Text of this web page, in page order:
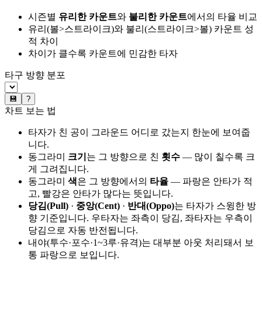
시즌별 유리한 카운트와 불리한 카운트에서의 타율 비교
유리(볼>스트라이크)와 불리(스트라이크>볼) 카운트 성
적 차이
차이가 클수록 카운트에 민감한 타자
타구 방향 분포
💾 ?
차트 보는 법
타자가 친 공이 그라운드 어디로 갔는지 한눈에 보여줍
니다.
동그라미 크기 는 그 방향으로 친 횟수 — 많이 칠수록 크
게 그려집니다.
동그라미 색은 그 방향에서의 타율 — 파랑은 안타가 적
고, 빨강은 안타가 많다는 뜻입니다.
당김(Pull) · 중앙(Cent) · 반대(Oppo)는 타자가 스윙한 방
향 기준입니다. 우타자는 좌측이 당김, 좌타자는 우측이
당김으로 자동 반전됩니다.
내야(투수·포수·1~3루·유격)는 대부분 아웃 처리돼서 보
통 파랑으로 보입니다.